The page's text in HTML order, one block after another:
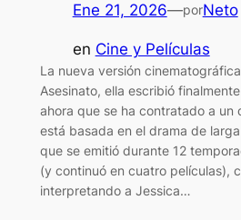
Ene 21, 2026—porNeto
en Cine y Películas
La nueva versión
Asesinato, ella escribió
ahora que se ha contratado a un
está basada en el drama de
que se emitió durante 12
(y continuó en cuatro películas),
interpretando a Jessica…